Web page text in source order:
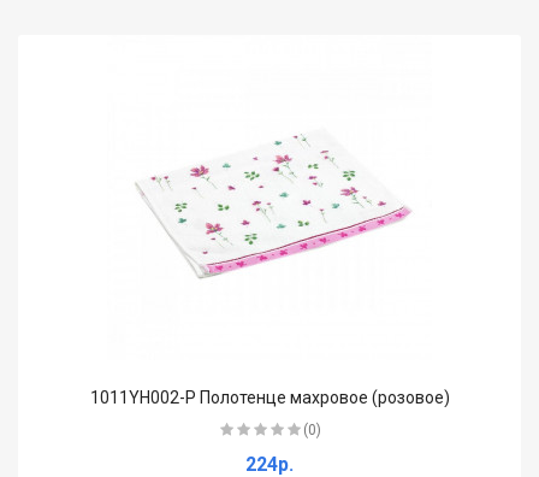
1011YH002-P Полотенце махровое (розовое)
(0)
224р.